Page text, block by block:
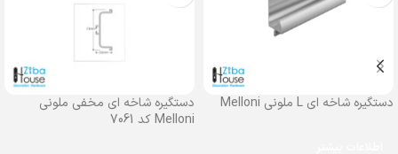
دستگیره شاخه ای L ملونی Melloni
دستگیره شاخه ای مخفی ملونی
Melloni کد 7061